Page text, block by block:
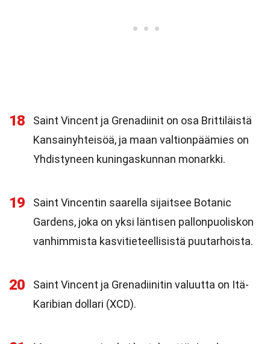
18
Saint Vincent ja Grenadiinit on osa Brittiläistä
Kansainyhteisöä, ja maan valtionpäämies on
Yhdistyneen kuningaskunnan monarkki.
19
Saint Vincentin saarella sijaitsee Botanic
Gardens, joka on yksi läntisen pallonpuoliskon
vanhimmista kasvitieteellisistä puutarhoista.
20
Saint Vincent ja Grenadiinitin valuutta on Itä-
Karibian dollari (XCD).